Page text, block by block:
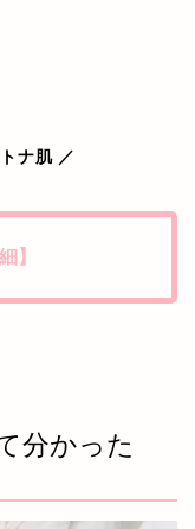
ナ肌 ／
】
分かった